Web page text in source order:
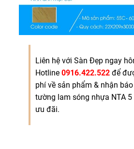
Liên hệ với Sàn Đẹp ngay
Hotline 0916.422.522 để
phí về sản phẩm & nhận
tường lam sóng nhựa NTA 5
ưu đãi.